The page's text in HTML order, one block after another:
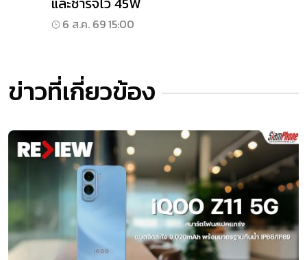
6 ส.ค. 69 15:00
ข่าวที่เกี่ยวข้อง